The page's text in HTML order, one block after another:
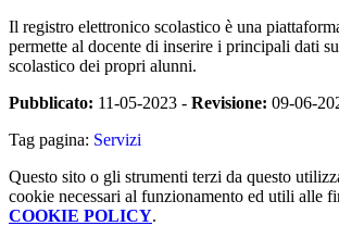
Il registro elettronico scolastico è una
permette al docente di inserire i principali dati
scolastico dei propri alunni.
Pubblicato: 11-05-2023 - Revisione: 09-06-
Tag pagina: Servizi
Questo sito o gli strumenti terzi da questo
cookie necessari al funzionamento ed utili alle
COOKIE POLICY.